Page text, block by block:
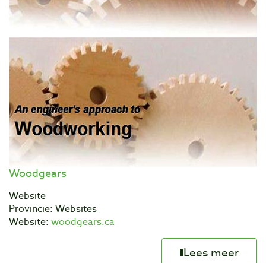
Woodgears
Website
Provincie: Websites
Website: woodgears.ca
Lees meer